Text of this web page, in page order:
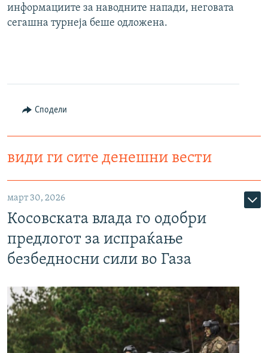
информациите за наводните напади, неговата
сегашна турнеја беше одложена.
Сподели
види ги сите денешни вести
март 30, 2026
Косовската влада го одобри
предлогот за испраќање
безбедносни сили во Газа